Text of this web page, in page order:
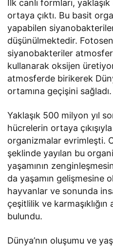
İlk canlı formları,
ortaya çıktı. Bu basit
yapabilen
düşünülmektedir.
siyanobakteriler
kullanarak oksijen
atmosferde birikerek
ortamına geçişini sağladı.
Yaklaşık 500 milyon yıl
hücrelerin ortaya
organizmalar evrimleşti.
şeklinde yayılan bu
yaşamının
da yaşamın gelişmesine
hayvanlar ve sonunda
çeşitlilik ve karmaşıklığın
bulundu.
Dünya’nın oluşumu ve